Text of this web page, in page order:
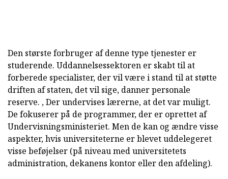
Den største forbruger af denne type tjenester er
studerende. Uddannelsessektoren er skabt til at
forberede specialister, der vil være i stand til at støtte
driften af staten, det vil sige, danner personale
reserve. , Der undervises lærerne, at det var muligt.
De fokuserer på de programmer, der er oprettet af
Undervisningsministeriet. Men de kan og ændre visse
aspekter, hvis universiteterne er blevet uddelegeret
visse beføjelser (på niveau med universitetets
administration, dekanens kontor eller den afdeling).